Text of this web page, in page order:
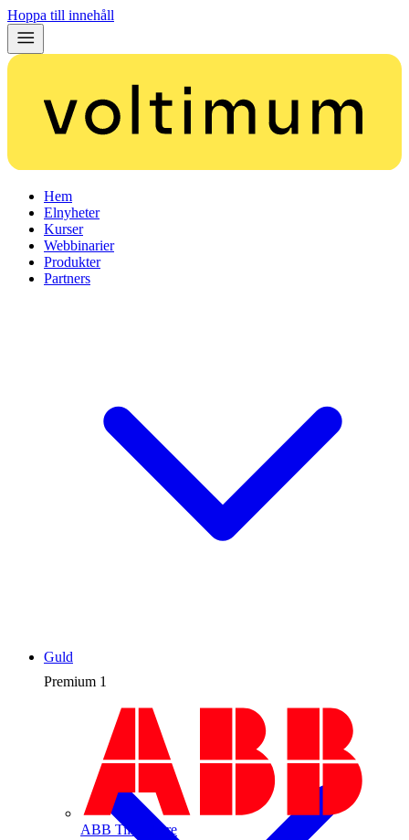
Hoppa till innehåll
Hem
Elnyheter
Kurser
Webbinarier
Produkter
Partners
Premium 1
ABB Tillverkare
Guld